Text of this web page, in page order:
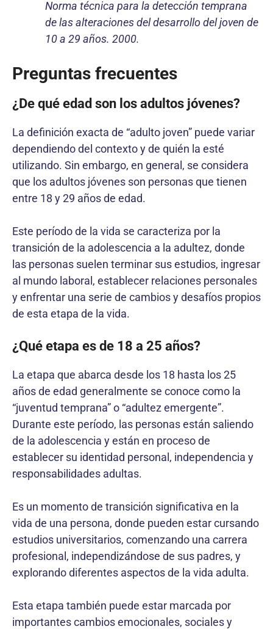
Norma técnica para la detección temprana
de las alteraciones del desarrollo del joven de
10 a 29 años. 2000.
Preguntas frecuentes
¿De qué edad son los adultos jóvenes?
La definición exacta de “adulto joven” puede variar
dependiendo del contexto y de quién la esté
utilizando. Sin embargo, en general, se considera
que los adultos jóvenes son personas que tienen
entre 18 y 29 años de edad.
Este período de la vida se caracteriza por la
transición de la adolescencia a la adultez, donde
las personas suelen terminar sus estudios, ingresar
al mundo laboral, establecer relaciones personales
y enfrentar una serie de cambios y desafíos propios
de esta etapa de la vida.
¿Qué etapa es de 18 a 25 años?
La etapa que abarca desde los 18 hasta los 25
años de edad generalmente se conoce como la
“juventud temprana” o “adultez emergente”.
Durante este período, las personas están saliendo
de la adolescencia y están en proceso de
establecer su identidad personal, independencia y
responsabilidades adultas.
Es un momento de transición significativa en la
vida de una persona, donde pueden estar cursando
estudios universitarios, comenzando una carrera
profesional, independizándose de sus padres, y
explorando diferentes aspectos de la vida adulta.
Esta etapa también puede estar marcada por
importantes cambios emocionales, sociales y